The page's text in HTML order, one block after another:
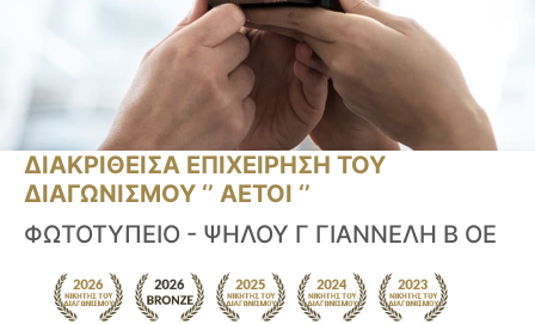
ΔΙΑΚΡΙΘΕΙΣΑ ΕΠΙΧΕΙΡΗΣΗ ΤΟΥ
ΔΙΑΓΩΝΙΣΜΟΥ ‘’ ΑΕΤΟΙ ‘’
ΦΩΤΟΤΥΠΕΙΟ - ΨΗΛΟΥ Γ ΓΙΑΝΝΕΛΗ Β ΟΕ